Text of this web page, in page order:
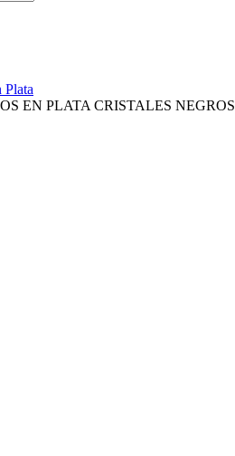
Plata
EN PLATA CRISTALES NEGROS